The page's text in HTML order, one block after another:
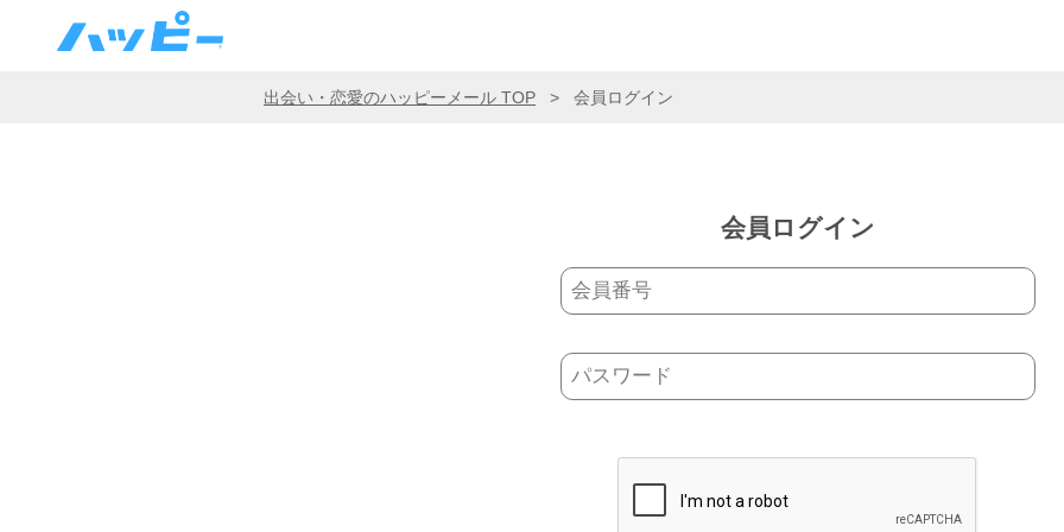
出会い・恋愛のハッピーメール TOP > 会員ログイン
会員ログイン